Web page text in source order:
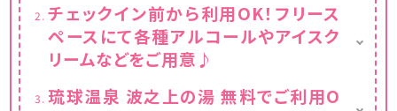
でのご宿泊が可能です。
※小学生以下のお子様さまの添い寝のお申し
込みは、幼児【食事・布団なし】の項目にご入
力ください。
チェックイン前から利用OK！フリース
ペースにて各種アルコールやアイスク
リームなどをご用意♪
13：00～17：00（アルコール / アイスクリーム
琉球温泉 波之上の湯 無料でご利用O